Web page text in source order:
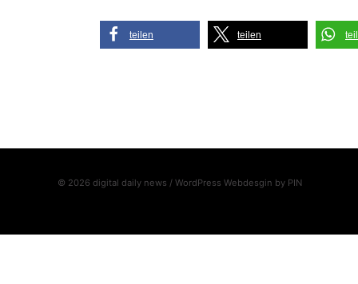
teilen teilen
© 2026 digital daily news / WordPress Webdesgin by PIN